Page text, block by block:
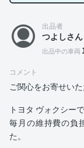
出品者
つよしさん
出品中の車両
コメント
ご関心をお寄せい
トヨタ ヴォクシー
毎月の維持費の負
た。